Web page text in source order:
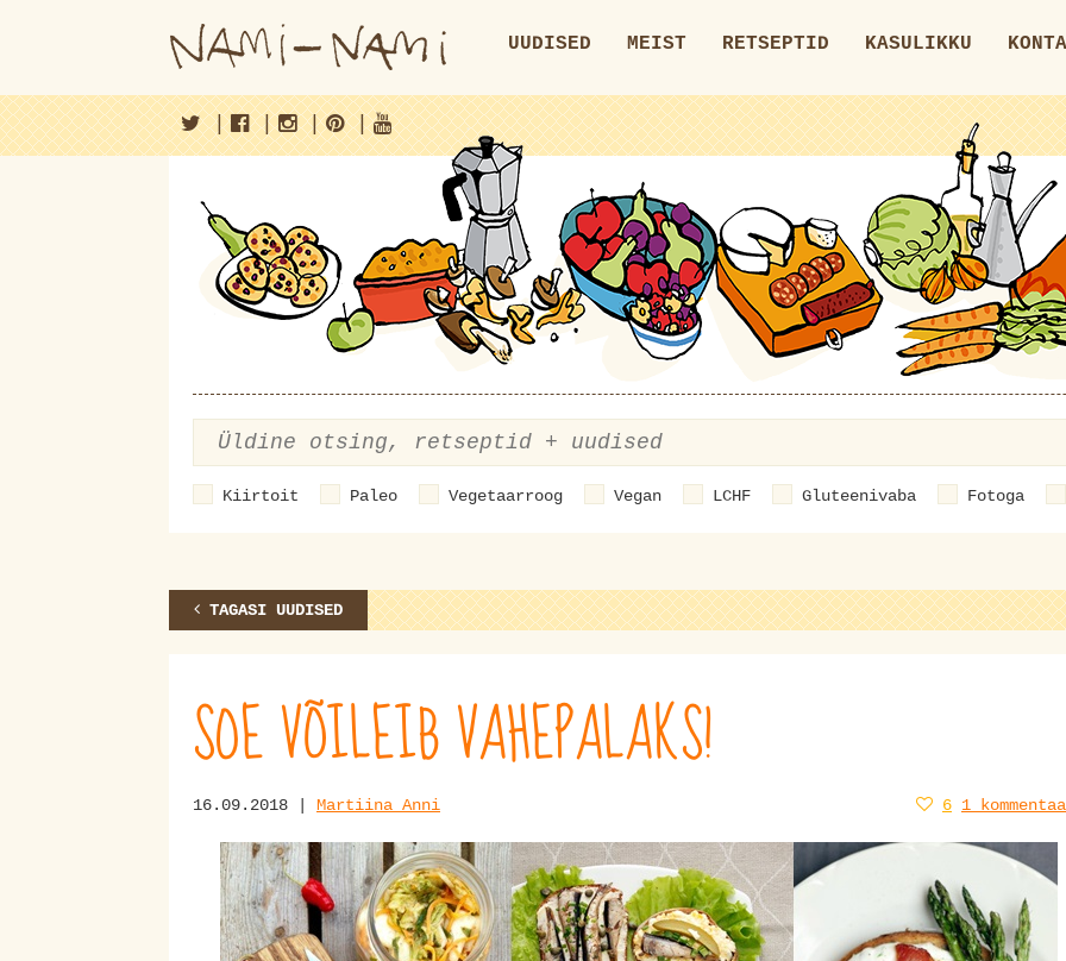
UUDISED MEIST RETSEPTID KASULIKKU
| | | |
Kiirtoit Paleo Vegetaarroog Vegan LCHF Gluteenivaba Fotoga
TAGASI UUDISED
SOE VÕILEIB VAHEPALAKS!
16.09.2018 | Martiina Anni 6 1